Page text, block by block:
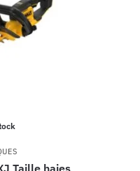
Taille haies